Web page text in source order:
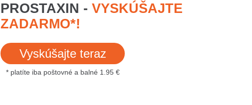
PROSTAXIN - VYSKÚŠAJTE
ZADARMO*!
Vyskúšajte teraz
* platíte iba poštovné a balné 1.95 €